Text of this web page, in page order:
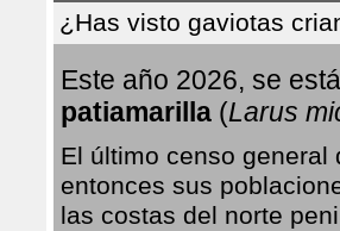
¿Has visto gaviotas
Este año 2026, se
patiamarilla (Larus
El último censo
entonces sus
las costas del norte